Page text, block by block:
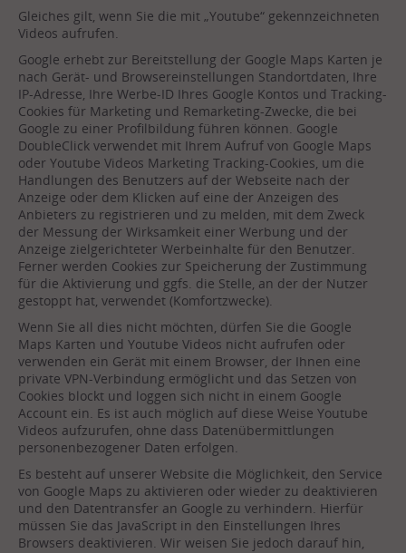
Gleiches gilt, wenn Sie die mit „Youtube“ gekennzeichneten
Videos aufrufen.
Google erhebt zur Bereitstellung der Google Maps Karten je
nach Gerät- und Browsereinstellungen Standortdaten, Ihre
IP-Adresse, Ihre Werbe-ID Ihres Google Kontos und Tracking-
Cookies für Marketing und Remarketing-Zwecke, die bei
Google zu einer Profilbildung führen können. Google
DoubleClick verwendet mit Ihrem Aufruf von Google Maps
oder Youtube Videos Marketing Tracking-Cookies, um die
Handlungen des Benutzers auf der Webseite nach der
Anzeige oder dem Klicken auf eine der Anzeigen des
Anbieters zu registrieren und zu melden, mit dem Zweck
der Messung der Wirksamkeit einer Werbung und der
Anzeige zielgerichteter Werbeinhalte für den Benutzer.
Ferner werden Cookies zur Speicherung der Zustimmung
für die Aktivierung und ggfs. die Stelle, an der der Nutzer
gestoppt hat, verwendet (Komfortzwecke).
Wenn Sie all dies nicht möchten, dürfen Sie die Google
Maps Karten und Youtube Videos nicht aufrufen oder
verwenden ein Gerät mit einem Browser, der Ihnen eine
private VPN-Verbindung ermöglicht und das Setzen von
Cookies blockt und loggen sich nicht in einem Google
Account ein. Es ist auch möglich auf diese Weise Youtube
Videos aufzurufen, ohne dass Datenübermittlungen
personenbezogener Daten erfolgen.
Es besteht auf unserer Website die Möglichkeit, den Service
von Google Maps zu aktivieren oder wieder zu deaktivieren
und den Datentransfer an Google zu verhindern. Hierfür
müssen Sie das JavaScript in den Einstellungen Ihres
Browsers deaktivieren. Wir weisen Sie jedoch darauf hin,